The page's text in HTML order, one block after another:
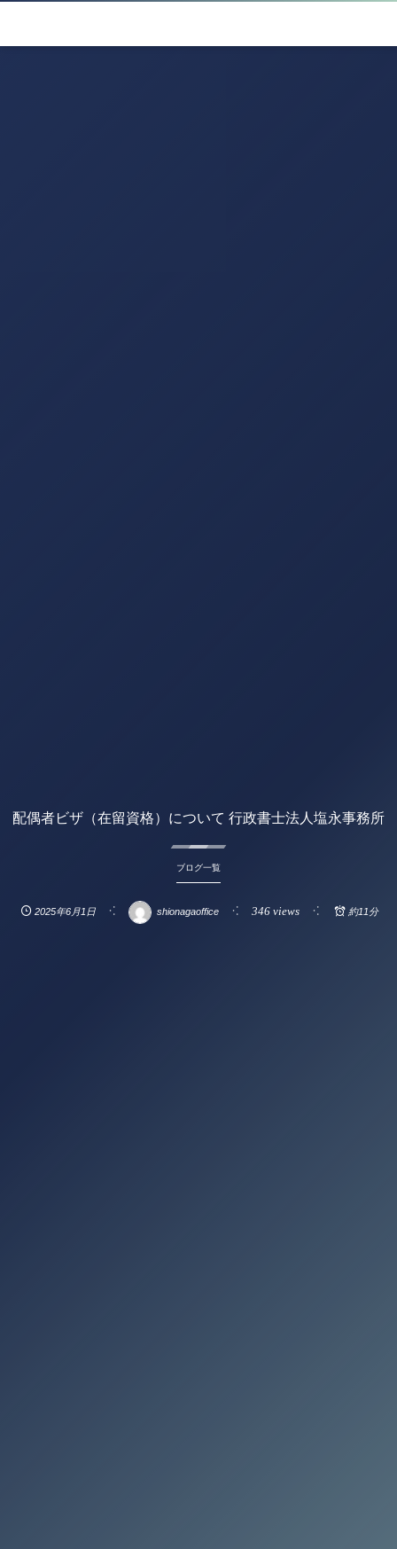
配偶者ビザ（在留資格）について 行政書士法人塩永事務所
ブログ一覧
2025年6月1日 shionagaoffice 346 views 約11分